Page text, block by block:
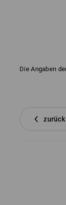
Die Angaben
zurück